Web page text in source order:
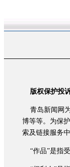
版权保护投诉
青岛新闻网为
博等等。为保
索及链接服务
“作品”是指